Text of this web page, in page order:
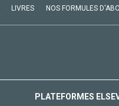
LIVRES NOS FORMULES
PLATEFORMES